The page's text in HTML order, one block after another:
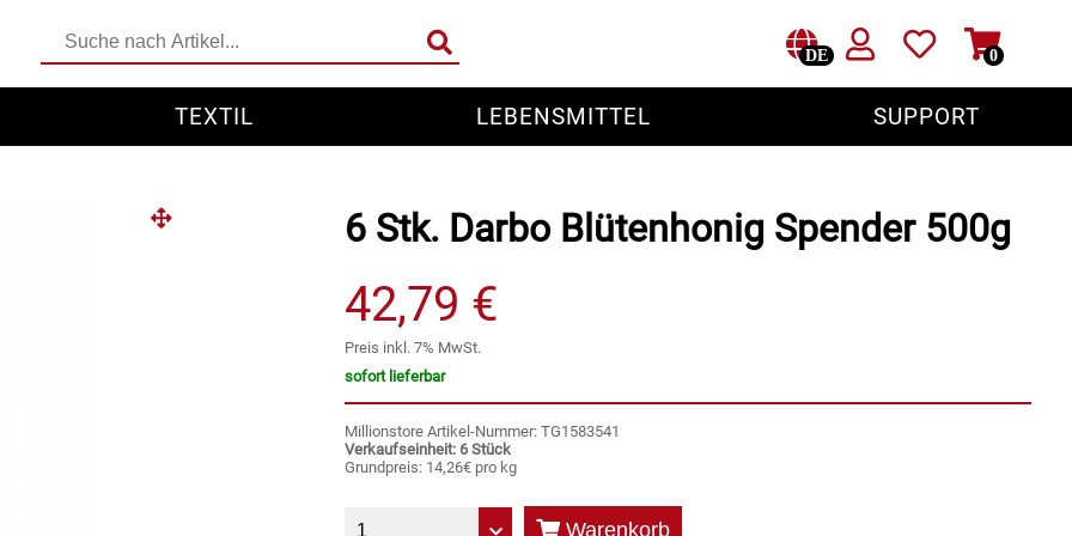
DE 0
TEXTIL LEBENSMITTEL SUPPORT
6 Stk. Darbo Blütenhonig Spender 500g
42,79 €
Preis inkl. 7% MwSt.
sofort lieferbar
Millionstore Artikel-Nummer: TG1583541
Verkaufseinheit: 6 Stück
Grundpreis: 14,26€ pro kg
Warenkorb